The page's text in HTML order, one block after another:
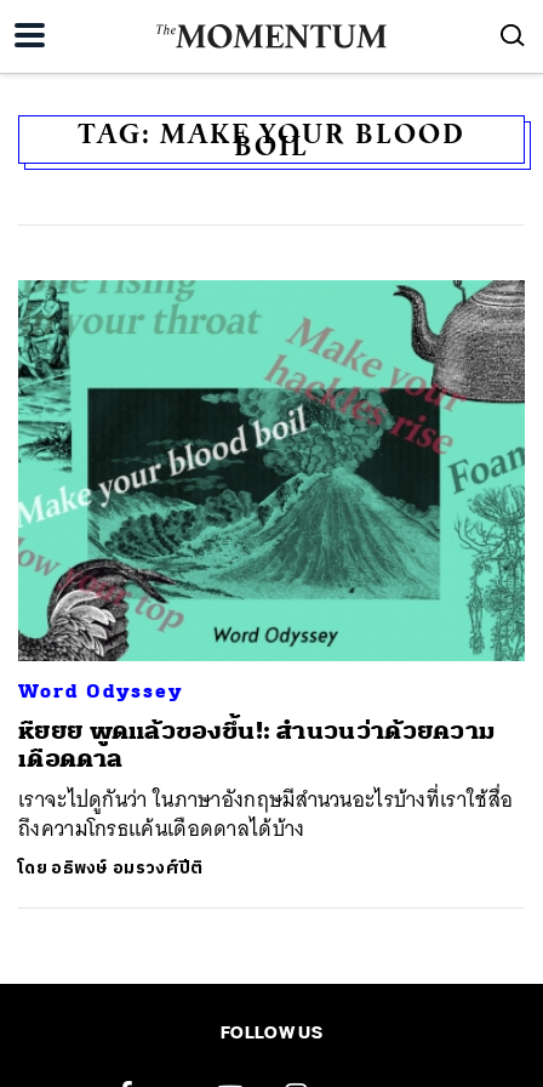
TAG: MAKE YOUR BLOOD
BOIL
Word Odyssey
หืยยย พูดแล้วของขึ้น!: สำนวนว่าด้วยความ
เดือดดาล
เราจะไปดูกันว่า ในภาษาอังกฤษมีสำนวนอะไรบ้างที่เราใช้สื่อ
ถึงความโกรธแค้นเดือดดาลได้บ้าง
โดย อธิพงษ์ อมรวงศ์ปีติ
FOLLOW US
ค้นหา
SHARE